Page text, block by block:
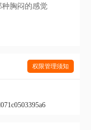
胸闷的感觉
权限管理须知